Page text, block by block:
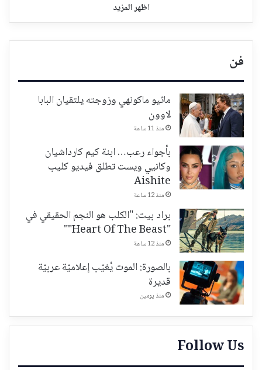
اظهر المزيد
فن
ماثيو ماكونهي وزوجته يلتقيان البابا
لاوون
منذ 11 ساعة
بأجواء رعب… ابنة كيم كارداشيان
وكانيي ويست تطلق فيديو كليب
Aishite
منذ 12 ساعة
براد بيت: "الكلب هو النجم الحقيقي في
"Heart Of The Beast""
منذ 12 ساعة
بالصورة: الموت يُغيّب إعلاميّة عربيّة
قديرة
منذ يومين
Follow Us